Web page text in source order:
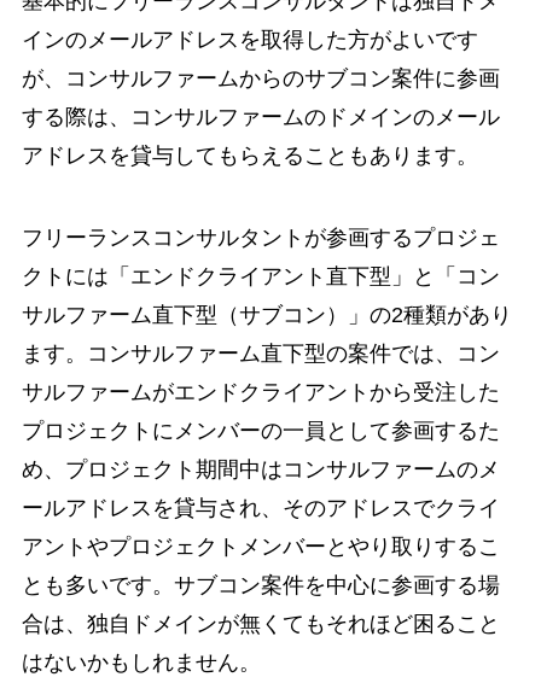
インのメールアドレスを取得した方がよいです
が、コンサルファームからのサブコン案件に参画
する際は、コンサルファームのドメインのメール
アドレスを貸与してもらえることもあります。
フリーランスコンサルタントが参画するプロジェ
クトには「エンドクライアント直下型」と「コン
サルファーム直下型（サブコン）」の2種類があり
ます。コンサルファーム直下型の案件では、コン
サルファームがエンドクライアントから受注した
プロジェクトにメンバーの一員として参画するた
め、プロジェクト期間中はコンサルファームのメ
ールアドレスを貸与され、そのアドレスでクライ
アントやプロジェクトメンバーとやり取りするこ
とも多いです。サブコン案件を中心に参画する場
合は、独自ドメインが無くてもそれほど困ること
はないかもしれません。